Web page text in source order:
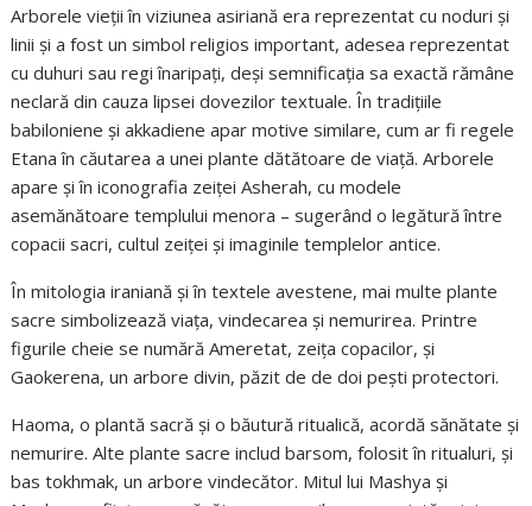
Arborele vieții în viziunea asiriană era reprezentat cu noduri și
linii și a fost un simbol religios important, adesea reprezentat
cu duhuri sau regi înaripați, deși semnificația sa exactă rămâne
neclară din cauza lipsei dovezilor textuale. În tradițiile
babiloniene și akkadiene apar motive similare, cum ar fi regele
Etana în căutarea a unei plante dătătoare de viață. Arborele
apare și în iconografia zeiței Asherah, cu modele
asemănătoare templului menora – sugerând o legătură între
copacii sacri, cultul zeiței și imaginile templelor antice.
În mitologia iraniană și în textele avestene, mai multe plante
sacre simbolizează viața, vindecarea și nemurirea. Printre
figurile cheie se numără Ameretat, zeița copacilor, și
Gaokerena, un arbore divin, păzit de de doi pești protectori.
Haoma, o plantă sacră și o băutură ritualică, acordă sănătate și
nemurire. Alte plante sacre includ barsom, folosit în ritualuri, și
bas tokhmak, un arbore vindecător. Mitul lui Mashya și